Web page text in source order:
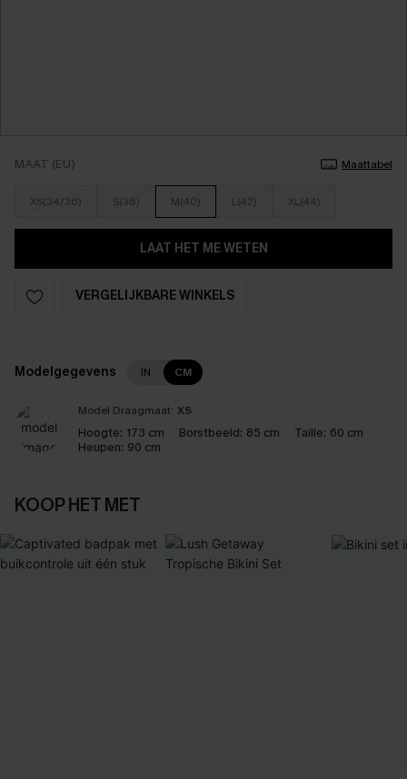
MAAT (EU) Maattabel
XS(34/36) S(38) M(40) L(42) XL(44)
LAAT HET ME WETEN
VERGELIJKBARE WINKELS
Modelgegevens IN CM
Model Draagmaat: XS
Hoogte: 173 cm Borstbeeld: 85 cm Taille: 60 cm
Heupen: 90 cm
KOOP HET MET